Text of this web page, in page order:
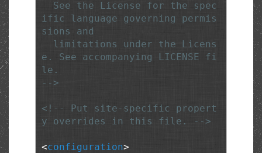
ific language governing permis
sions and
e. See accompanying LICENSE fi
le.
-->
<!-- Put site-specific propert
y overrides in this file. -->
<configuration>